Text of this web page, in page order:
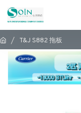
T&J S882 拖板